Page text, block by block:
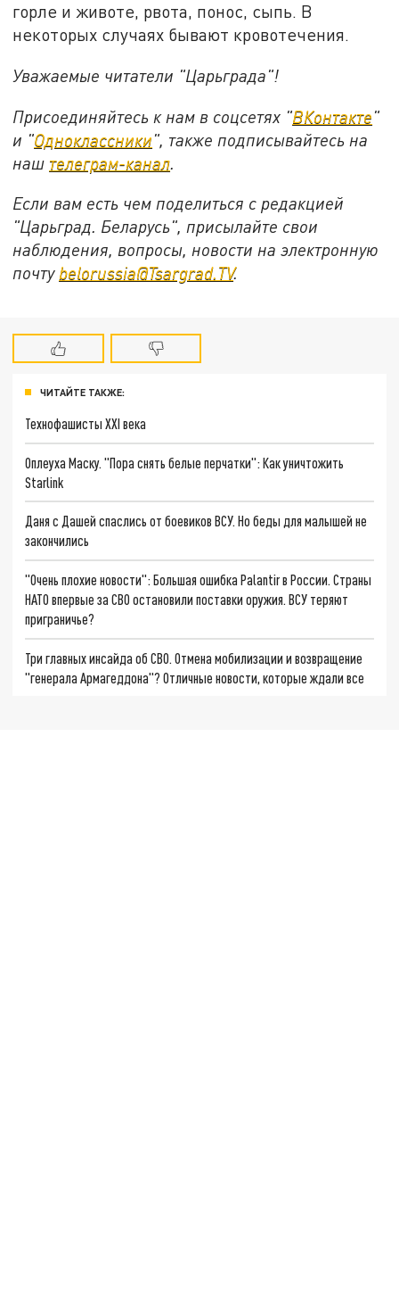
горле и животе, рвота, понос, сыпь. В
некоторых случаях бывают кровотечения.
Уважаемые читатели "Царьграда"!
Присоединяйтесь к нам в соцсетях "ВКонтакте"
и "Одноклассники", также подписывайтесь на
наш телеграм-канал
Если вам есть чем поделиться с редакцией
"Царьград. Беларусь", присылайте свои
наблюдения, вопросы, новости на электронную
почту belorussia@Tsargrad.TV.
ЧИТАЙТЕ ТАКЖЕ:
Технофашисты XXI века
Оплеуха Маску. "Пора снять белые перчатки": Как уничтожить
Starlink
Даня с Дашей спаслись от боевиков ВСУ. Но беды для малышей не
закончились
"Очень плохие новости": Большая ошибка Palantir в России. Страны
НАТО впервые за СВО остановили поставки оружия. ВСУ теряют
приграничье?
Три главных инсайда об СВО. Отмена мобилизации и возвращение
"генерала Армагеддона"? Отличные новости, которые ждали все